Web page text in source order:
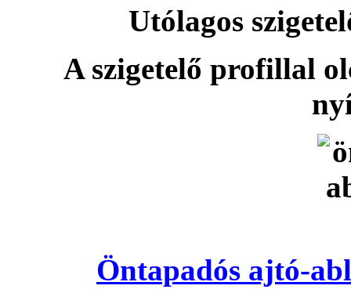
Utólagos
A szigetelő profillal
Öntapadós ajtó-